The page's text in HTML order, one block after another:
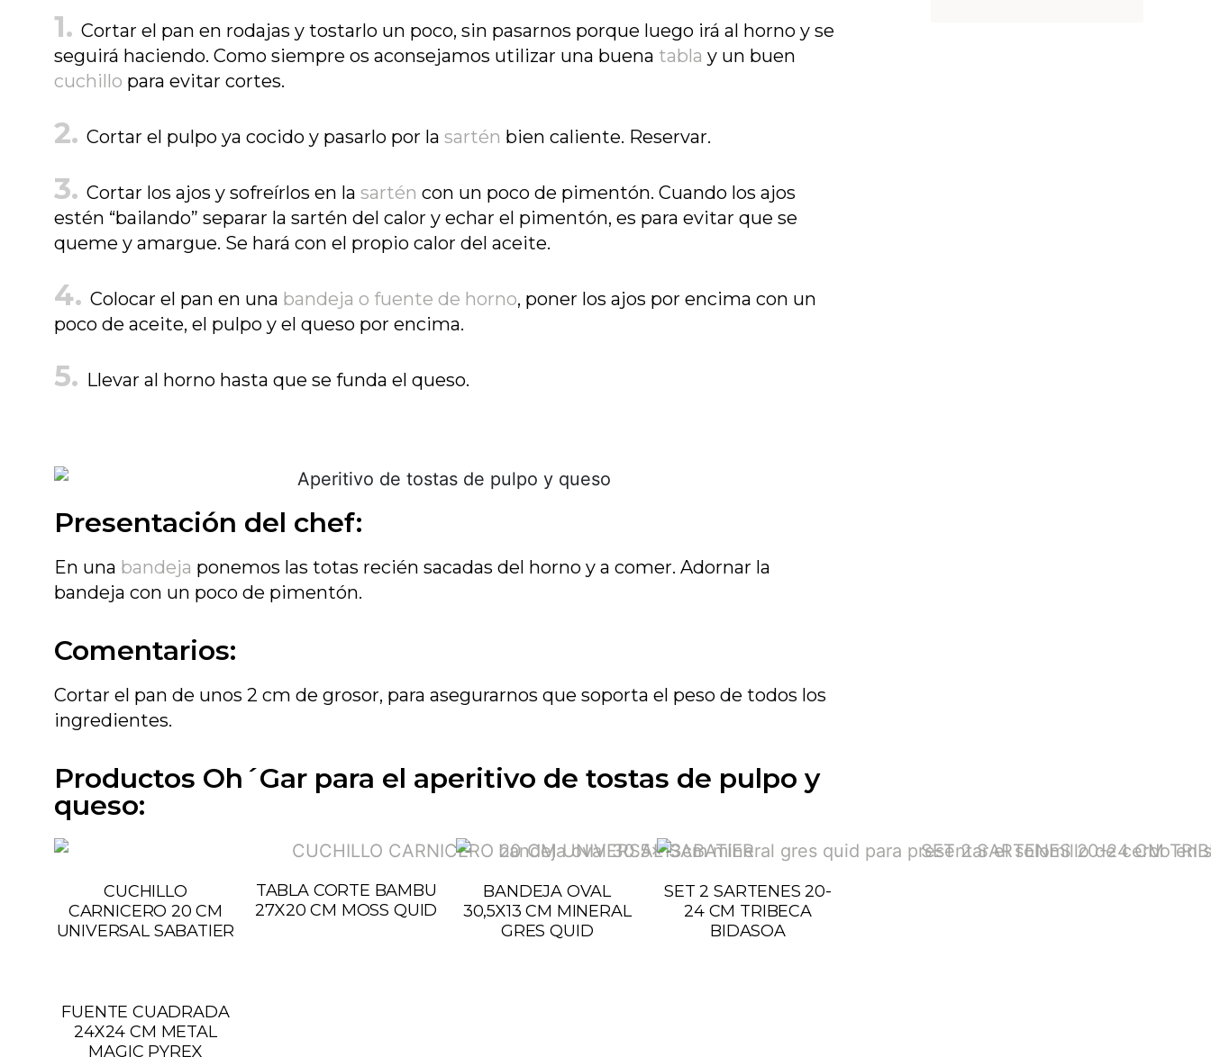
Cortar el pan en rodajas y tostarlo un poco, sin pasarnos porque luego irá al horno y se
seguirá haciendo. Como siempre os aconsejamos utilizar una buena tabla y un buen
cuchillo para evitar cortes.
Cortar el pulpo ya cocido y pasarlo por la sartén bien caliente. Reservar.
Cortar los ajos y sofreírlos en la sartén con un poco de pimentón. Cuando los ajos
estén “bailando” separar la sartén del calor y echar el pimentón, es para evitar que se
queme y amargue. Se hará con el propio calor del aceite.
Colocar el pan en una bandeja o fuente de horno, poner los ajos por encima con un
poco de aceite, el pulpo y el queso por encima.
Llevar al horno hasta que se funda el queso.
Presentación del chef:
En una bandeja ponemos las totas recién sacadas del horno y a comer. Adornar la
bandeja con un poco de pimentón.
Comentarios:
Cortar el pan de unos 2 cm de grosor, para asegurarnos que soporta el peso de todos los
ingredientes.
Productos Oh´Gar para el aperitivo de tostas de pulpo y
queso:
CUCHILLO
CARNICERO 20 CM
UNIVERSAL SABATIER
FUENTE CUADRADA
24X24 CM METAL
MAGIC PYREX
TABLA CORTE BAMBU
27X20 CM MOSS QUID
BANDEJA OVAL
30,5X13 CM MINERAL
GRES QUID
SET 2 SARTENES 20-
24 CM TRIBECA
BIDASOA